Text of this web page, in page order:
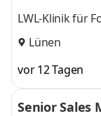
LWL-Klinik für
Dortmund -
Lünen
vor 12 Tagen
Senior Sales